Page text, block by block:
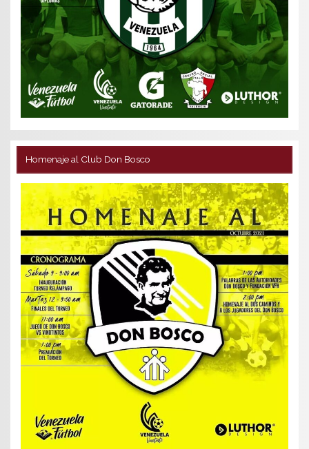
Homenaje al Club Don Bosco